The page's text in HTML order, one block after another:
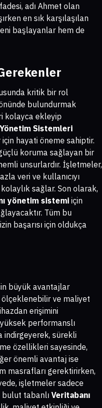
adı Ahmet olan
en sık karşılaşılan
başlayanlar hem de
kritik bir rol
bulundurmak
kolayca ekleyip
Sistemleri
hayati öneme sahiptir.
koruma sağlayan bir
unsurlardır. İşletmeler,
veri ve kullanıcıyı
sağlar. Son olarak,
yönetim sistemi için
Tüm bu
başarısı için oldukça
büyük avantajlar
ölçeklenebilir ve maliyet
erişimini
performanslı
indirgeyerek, sürekli
özellikleri sayesinde,
önemli avantaj ise
masrafları gerektirirken,
işletmeler sadece
tabanlı Veritabanı